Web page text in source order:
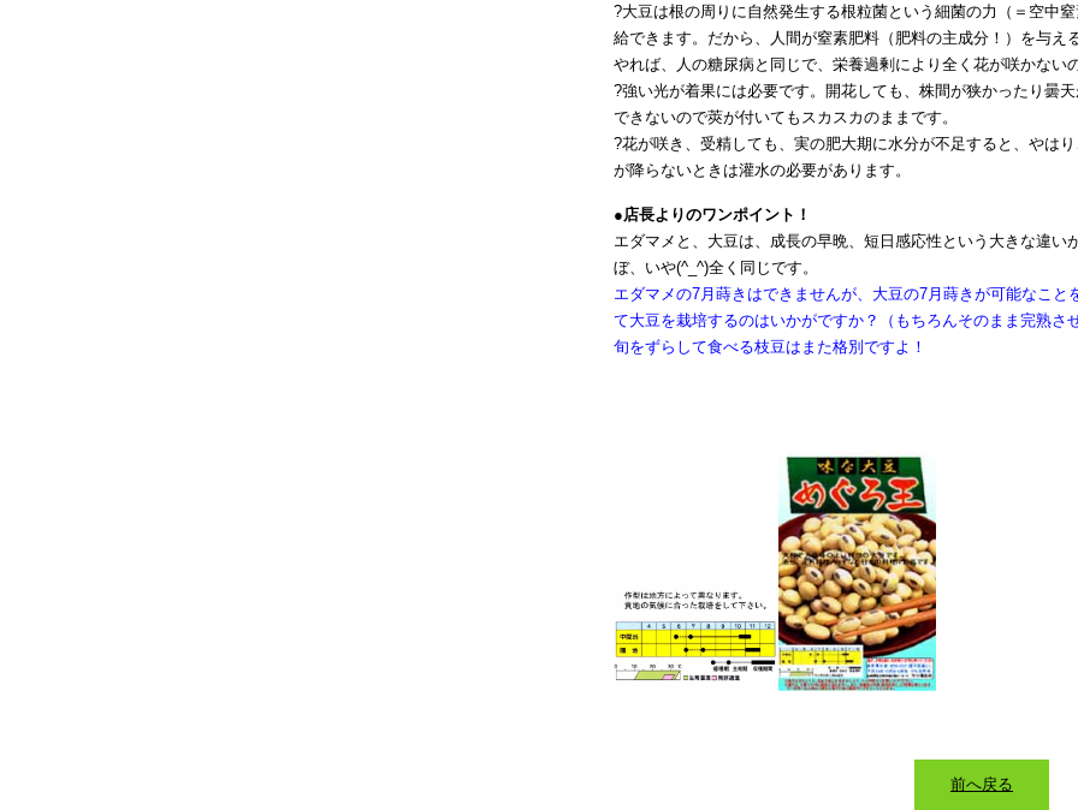
?大豆は根の周りに自然発生する根粒菌という細菌の力（＝空中
給できます。だから、人間が窒素肥料（肥料の主成分！）を与え
やれば、人の糖尿病と同じで、栄養過剰により全く花が咲かない
?強い光が着果には必要です。開花しても、株間が狭かったり曇
できないので莢が付いてもスカスカのままです。
?花が咲き、受精しても、実の肥大期に水分が不足すると、やは
が降らないときは灌水の必要があります。
●店長よりのワンポイント！
エダマメと、大豆は、成長の早晩、短日感応性という大きな違い
ぼ、いや(^_^)全く同じです。
エダマメの7月蒔きはできませんが、大豆の7月蒔きが可能なこと
て大豆を栽培するのはいかがですか？（もちろんそのまま完熟さ
旬をずらして食べる枝豆はまた格別ですよ！
前へ戻る